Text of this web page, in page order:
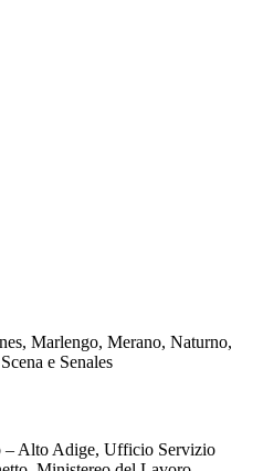
Marlengo, Merano, Naturno,
e Senales
– Alto Adige, Ufficio Servizio